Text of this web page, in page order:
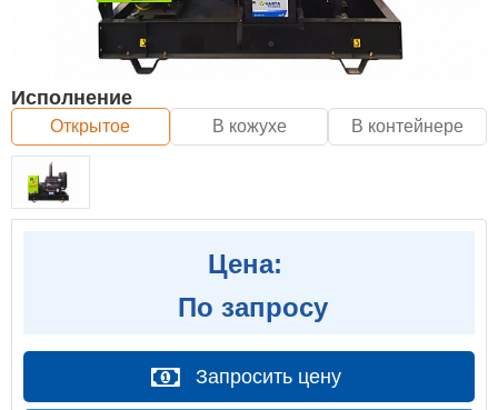
Исполнение
Открытое В кожухе В контейнере
Цена:
По запросу
Запросить цену